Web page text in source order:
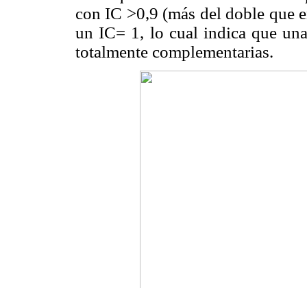
con IC >0,9 (más del doble que
un IC= 1, lo cual indica que
totalmente complementarias.